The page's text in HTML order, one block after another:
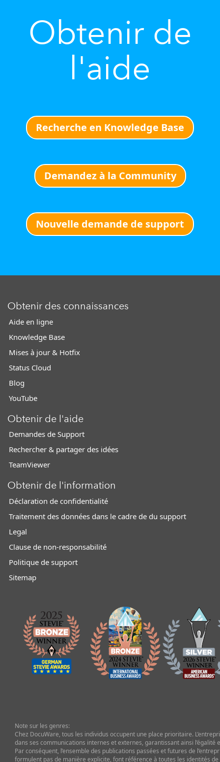
Obtenir de
l'aide
Recherche en Knowledge Base
Demandez à la Community
Nouvelle demande de support
Obtenir des connaissances
Aide en ligne
Knowledge Base
Mises à jour & Hotfix
Status Cloud
Blog
YouTube
Obtenir de l'aide
Demandes de Support
Rechercher & partager des idées
TeamViewer
Obtenir de l'information
Déclaration de confidentialité
Traitement des données dans le cadre de du support
Legal
Clause de non-responsabilité
Politique de support
Sitemap
Note sur les genres:
Chez DocuWare, tous les individus occupent une place prioritaire.
dans ses communications internes et externes, garantissant ainsi l’égalité
Par conséquent, l’ensemble des publications passées et futures de
formulent pas de manière explicite, font référence à toutes les identités de